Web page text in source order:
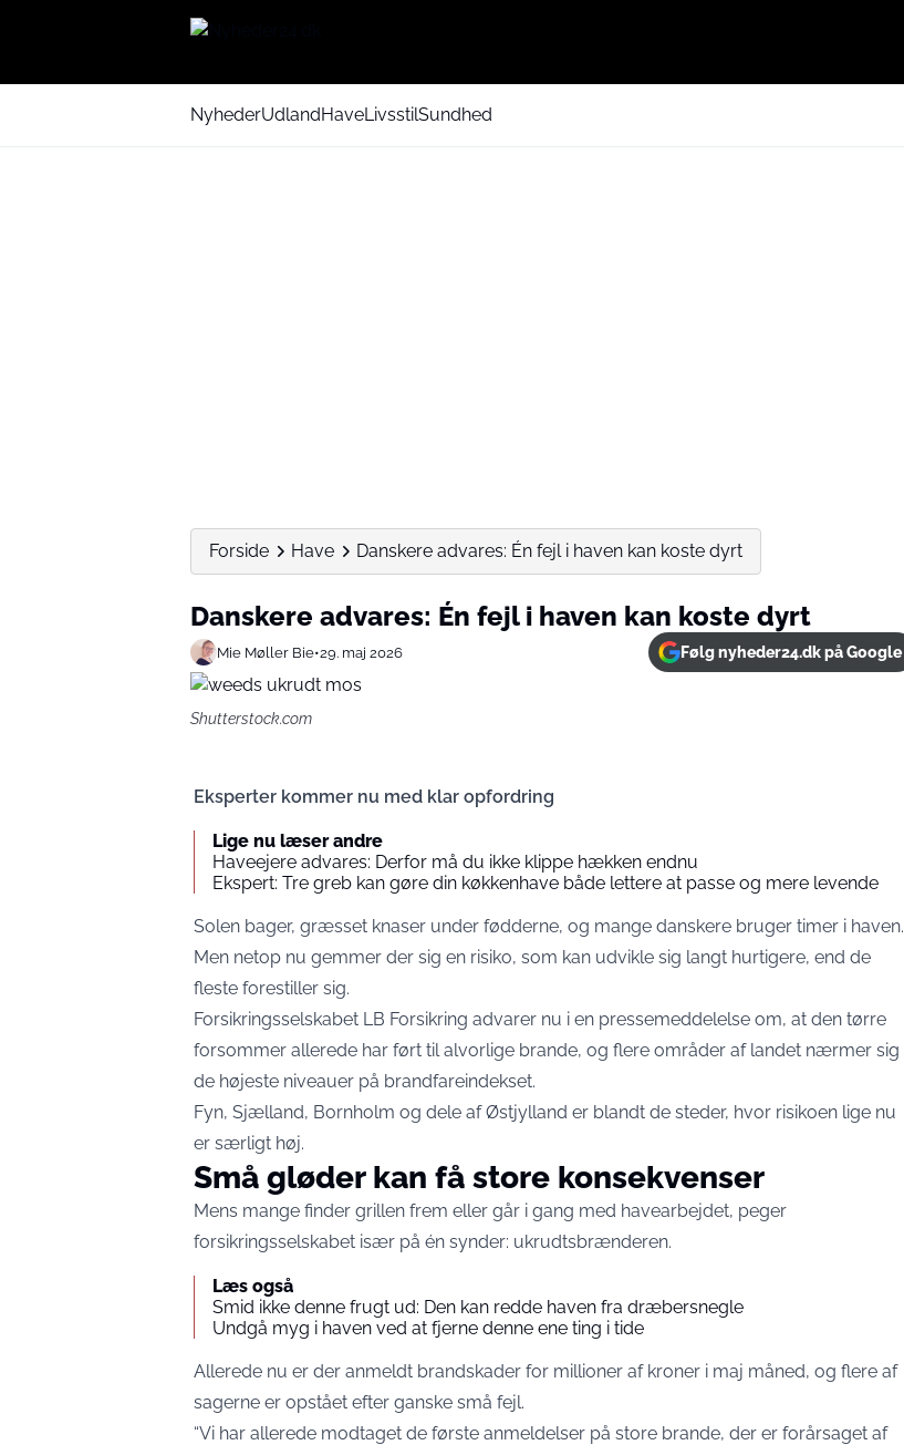
NyhederUdlandHaveLivsstilSundhed
Forside Have Danskere advares: Én fejl i haven kan koste dyrt
Danskere advares: Én fejl i haven kan koste dyrt
Mie Møller Bie•29. maj 2026 Følg nyheder24.dk på Google
Shutterstock.com
Eksperter kommer nu med klar opfordring
Lige nu læser andre
Haveejere advares: Derfor må du ikke klippe hækken endnu
Ekspert: Tre greb kan gøre din køkkenhave både lettere at passe og mere levende
Solen bager, græsset knaser under fødderne, og mange danskere bruger timer i haven.
Men netop nu gemmer der sig en risiko, som kan udvikle sig langt hurtigere, end de
fleste forestiller sig.
Forsikringsselskabet LB Forsikring advarer nu i en pressemeddelelse om, at den tørre
forsommer allerede har ført til alvorlige brande, og flere områder af landet nærmer sig
de højeste niveauer på brandfareindekset.
Fyn, Sjælland, Bornholm og dele af Østjylland er blandt de steder, hvor risikoen lige nu
er særligt høj.
Små gløder kan få store konsekvenser
Mens mange finder grillen frem eller går i gang med havearbejdet, peger
forsikringsselskabet især på én synder: ukrudtsbrænderen.
Læs også
Smid ikke denne frugt ud: Den kan redde haven fra dræbersnegle
Undgå myg i haven ved at fjerne denne ene ting i tide
Allerede nu er der anmeldt brandskader for millioner af kroner i maj måned, og flere af
sagerne er opstået efter ganske små fejl.
“Vi har allerede modtaget de første anmeldelser på store brande, der er forårsaget af